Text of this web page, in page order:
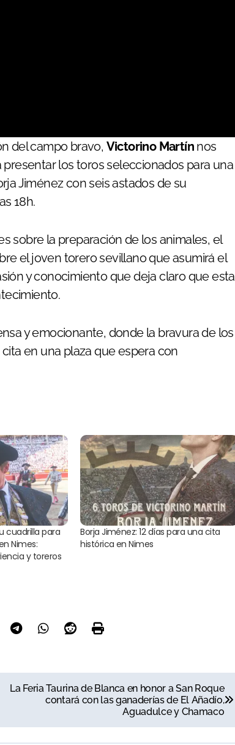
del campo bravo, Victorino Martín nos
presentar los toros seleccionados para una
Jiménez con seis astados de su
18h.
sobre la preparación de los animales, el
el joven torero sevillano que asumirá el
y conocimiento que deja claro que esta
y emocionante, donde la bravura de los
en una plaza que espera con
cuadrilla para
Nimes:
y toreros
Borja Jiménez: 12 días para una cita
histórica en Nimes
La Feria Taurina de Blanca en honor a San Roque
contará con las ganaderías de El Añadío,
Aguadulce y Chamaco